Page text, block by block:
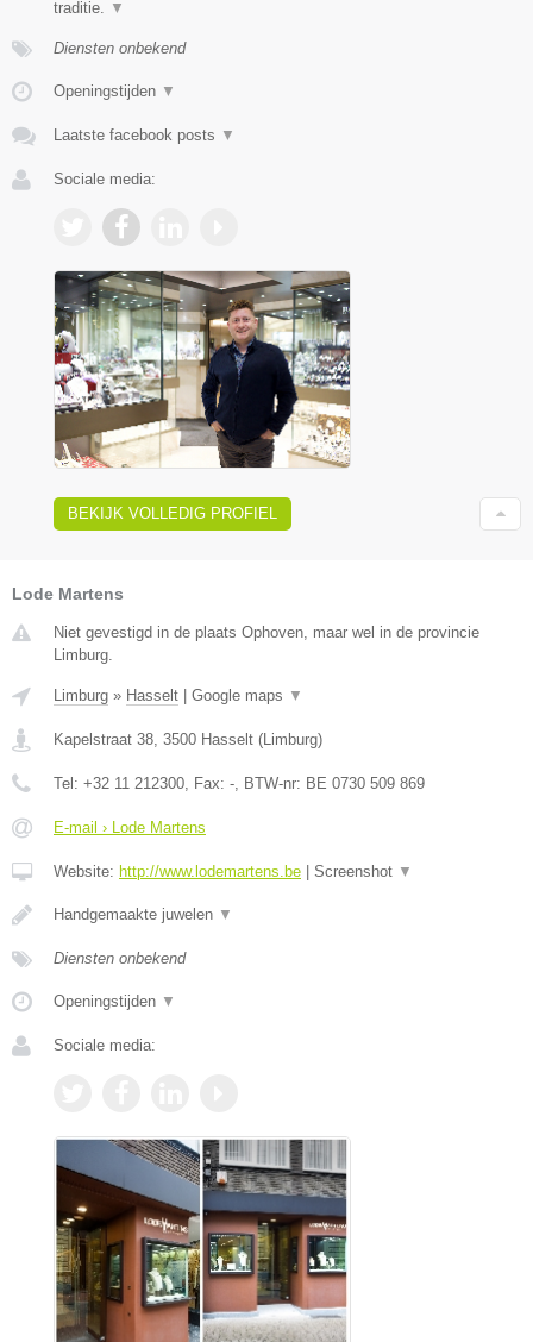
traditie. ▼
Diensten onbekend
Openingstijden ▼
Laatste facebook posts ▼
Sociale media:
BEKIJK VOLLEDIG PROFIEL
Lode Martens
Niet gevestigd in de plaats Ophoven, maar wel in de provincie
Limburg.
Limburg » Hasselt Google maps ▼
Kapelstraat 38 3500 Hasselt ( Limburg)
Tel: +32 11 212300 , Fax: - , BTW-nr: BE 0730 509 869
E-mail › Lode Martens
Website: http://www.lodemartens.be Screenshot ▼
Handgemaakte juwelen ▼
Diensten onbekend
Openingstijden ▼
Sociale media: